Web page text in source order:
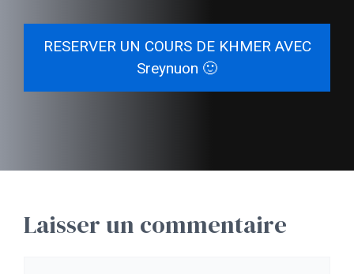
RESERVER UN COURS DE KHMER AVEC
Sreynuon 🙂
Laisser un commentaire